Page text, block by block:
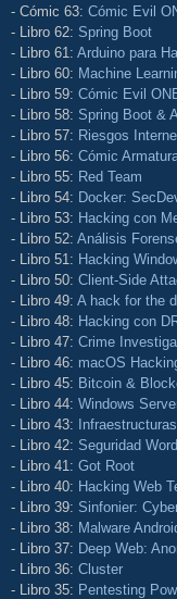
- Cómic 63: Cómic Evil
- Libro 62: Spring Boot
- Libro 61: Arduino para
- Libro 60: Machine
- Libro 59: Cómic Evil
- Libro 58: Spring Boot &
- Libro 57: Riesgos
- Libro 56: Cómic
- Libro 55: Red Team
- Libro 54: Docker:
- Libro 53: Hacking con
- Libro 52: Análisis
- Libro 51: Hacking
- Libro 50: Client-Side
- Libro 49: A hack for the
- Libro 48: Hacking con
- Libro 47: Crime
- Libro 46: macOS
- Libro 45: Bitcoin &
- Libro 44: Windows
- Libro 43:
- Libro 42: Seguridad
- Libro 41: Got Root
- Libro 40: Hacking Web
- Libro 39: Sinfonier:
- Libro 38: Malware
- Libro 37: Deep Web:
- Libro 36: Cluster
- Libro 35: Pentesting